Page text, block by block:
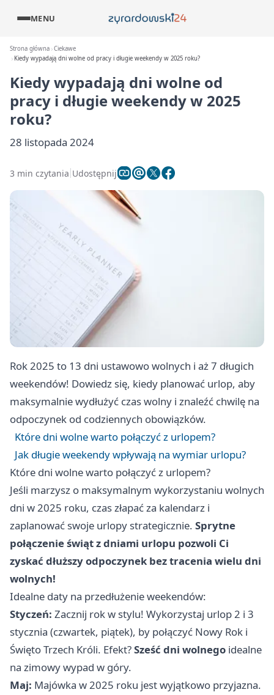
MENU
Strona główna Ciekawe
Kiedy wypadają dni wolne od pracy i długie weekendy w 2025 roku?
Kiedy wypadają dni wolne od
pracy i długie weekendy w 2025
roku?
28 listopada 2024
3 min czytania Udostępnij
Rok 2025 to 13 dni ustawowo wolnych i aż 7 długich
weekendów! Dowiedz się, kiedy planować urlop, aby
maksymalnie wydłużyć czas wolny i znaleźć chwilę na
odpoczynek od codziennych obowiązków.
Które dni wolne warto połączyć z urlopem?
Jak długie weekendy wpływają na wymiar urlopu?
Które dni wolne warto połączyć z urlopem?
Jeśli marzysz o maksymalnym wykorzystaniu wolnych
dni w 2025 roku, czas złapać za kalendarz i
zaplanować swoje urlopy strategicznie. Sprytne
połączenie świąt z dniami urlopu pozwoli Ci
zyskać dłuższy odpoczynek bez tracenia wielu dni
wolnych!
Idealne daty na przedłużenie weekendów:
Styczeń: Zacznij rok w stylu! Wykorzystaj urlop 2 i 3
stycznia (czwartek, piątek), by połączyć Nowy Rok i
Święto Trzech Króli. Efekt?Sześć dni wolnego idealne
na zimowy wypad w góry.
Maj: Majówka w 2025 roku jest wyjątkowo przyjazna.